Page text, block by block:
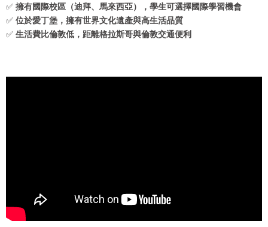
✅ 擁有國際校區（迪拜、馬來西亞），學生可選擇國際學習機會
✅ 位於愛丁堡，擁有世界文化遺產與高生活品質
✅ 生活費比倫敦低，距離格拉斯哥與倫敦交通便利